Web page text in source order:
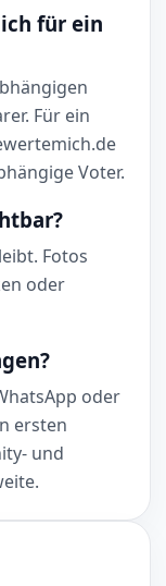
für ein
Für ein
Voter.
Fotos
oder
oder
ersten
und